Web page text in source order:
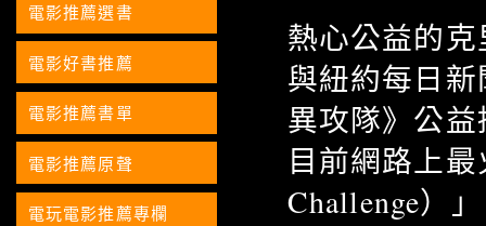
熱心公益的
與紐約每日
異攻隊》公
目前網路上
Challenge）
電影推薦選書
電影好書推薦
電影推薦書單
電影推薦原聲
電玩電影推薦專欄